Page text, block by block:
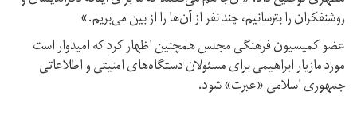
روشنفکران را بترسانیم، چند نفر از آن‌ها را از بین می‌بریم.»
عضو کمیسیون فرهنگی مجلس همچنین اظهار کرد که امیدوار است
مورد مازیار ابراهیمی برای مسئولان دستگاه‌های ‌امنیتی و اطلاعاتی
جمهوری اسلامی «عبرت» شود.